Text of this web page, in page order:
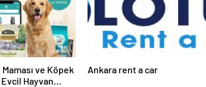
ve Köpek
Evcil Hayvan
Ankara rent a car